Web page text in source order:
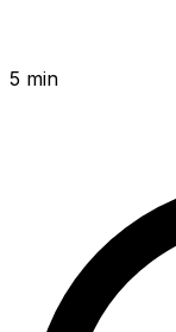
5 min